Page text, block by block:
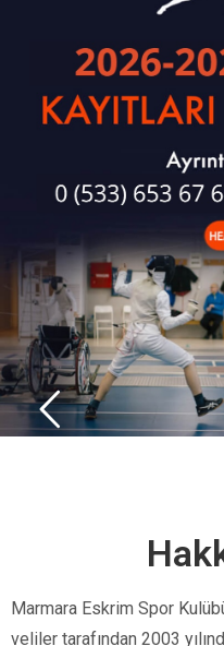
Marmara Eskrim Spor
veliler tarafından 2003